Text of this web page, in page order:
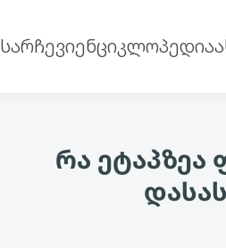
სარჩევიენციკლოპედია
რა ეტაპზეა